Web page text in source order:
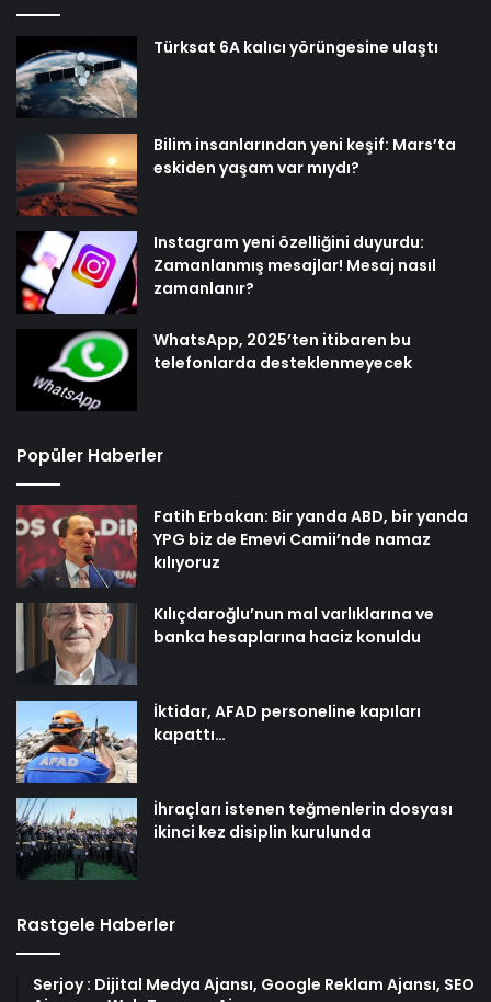
Türksat 6A kalıcı yörüngesine ulaştı
Bilim insanlarından yeni keşif: Mars’ta
eskiden yaşam var mıydı?
Instagram yeni özelliğini duyurdu:
Zamanlanmış mesajlar! Mesaj nasıl
zamanlanır?
WhatsApp, 2025’ten itibaren bu
telefonlarda desteklenmeyecek
Popüler Haberler
Fatih Erbakan: Bir yanda ABD, bir yanda
YPG biz de Emevi Camii’nde namaz
kılıyoruz
Kılıçdaroğlu’nun mal varlıklarına ve
banka hesaplarına haciz konuldu
İktidar, AFAD personeline kapıları
kapattı…
İhraçları istenen teğmenlerin dosyası
ikinci kez disiplin kurulunda
Rastgele Haberler
Serjoy : Dijital Medya Ajansı, Google Reklam Ajansı, SEO